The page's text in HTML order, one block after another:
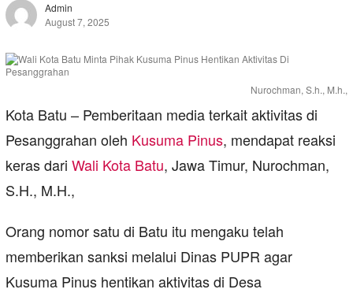
Admin
August 7, 2025
Nurochman, S.h., M.h.,
Kota Batu – Pemberitaan media terkait aktivitas di
Pesanggrahan oleh Kusuma Pinus, mendapat reaksi
keras dari Wali Kota Batu, Jawa Timur, Nurochman,
S.H., M.H.,
Orang nomor satu di Batu itu mengaku telah
memberikan sanksi melalui Dinas PUPR agar
Kusuma Pinus hentikan aktivitas di Desa